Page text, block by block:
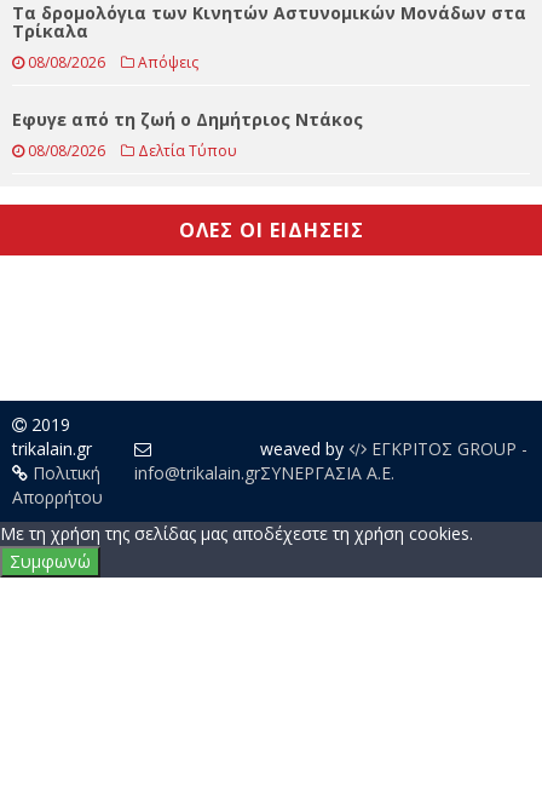
Τα δρομολόγια των Κινητών Αστυνομικών Μονάδων στα
Τρίκαλα
08/08/2026 Απόψεις
Eφυγε από τη ζωή ο Δημήτριος Ντάκος
08/08/2026 Δελτία Τύπου
ΟΛΕΣ ΟΙ ΕΙΔΗΣΕΙΣ
2019
trikalain.gr
Πολιτική
Απορρήτου
info@trikalain.gr
weaved by
ΕΓΚΡΙΤΟΣ GROUP -
ΣΥΝΕΡΓΑΣΙΑ Α.Ε.
Με τη χρήση της σελίδας μας αποδέχεστε τη χρήση cookies.
Συμφωνώ